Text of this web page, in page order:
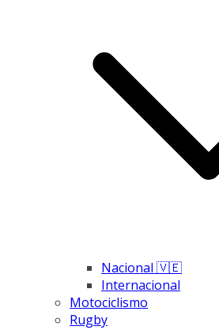
Nacional 🇻🇪
Internacional
Motociclismo
Rugby